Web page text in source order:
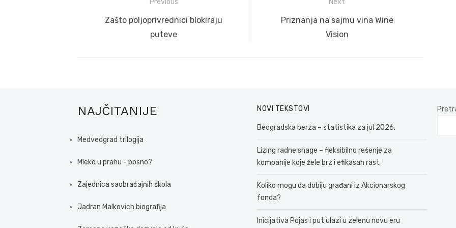
navigation
Previous
Zašto poljoprivrednici blokiraju
puteve
NextPriznanja na sajmu vina Wine
Vision
NAJČITANIJE
Medvedgrad trilogija
Mleko u prahu - posno?
Zajednica saobraćajnih škola
Jadran Malkovich biografija
NOVI TEKSTOVI
Beogradska berza – statistika za jul 2026.
Lizing radne snage – fleksibilno rešenje za
kompanije koje žele brz i efikasan rast
Koliko mogu da dobiju građani iz Akcionarskog
fonda?
Inicijativa Pojas i put ulazi u zelenu novu eru